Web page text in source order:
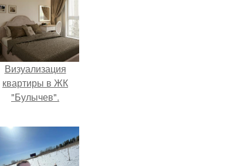
Визуализация
квартиры в ЖК
"Булычев".